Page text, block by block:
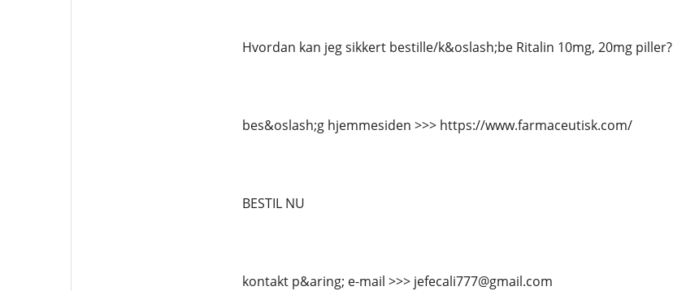
Hvordan kan jeg sikkert bestille/k&oslash;be Ritalin 10mg, 20mg piller?
bes&oslash;g hjemmesiden >>> https://www.farmaceutisk.com/
BESTIL NU
kontakt p&aring; e-mail >>> jefecali777@gmail.com